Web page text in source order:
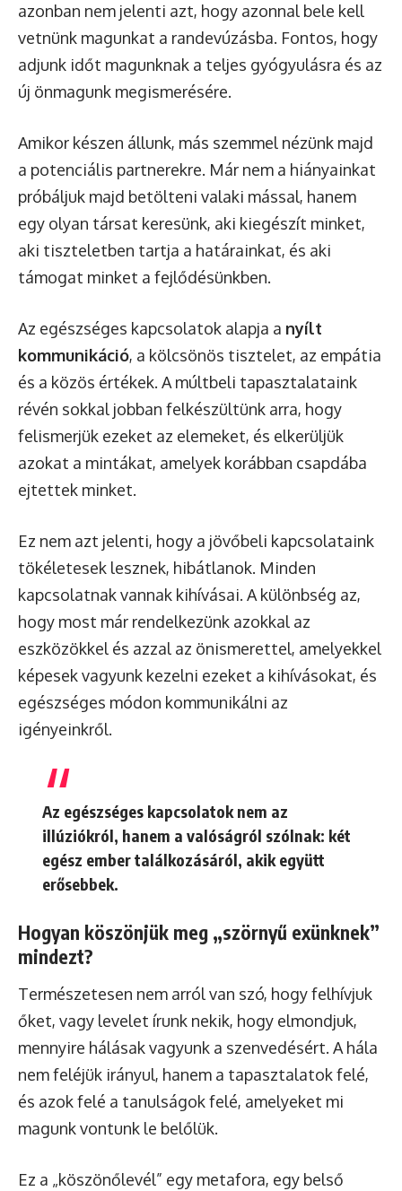
azonban nem jelenti azt, hogy azonnal bele kell
vetnünk magunkat a randevúzásba. Fontos, hogy
adjunk időt magunknak a teljes gyógyulásra és az
új önmagunk megismerésére.
Amikor készen állunk, más szemmel nézünk majd
a potenciális partnerekre. Már nem a hiányainkat
próbáljuk majd betölteni valaki mással, hanem
egy olyan társat keresünk, aki kiegészít minket,
aki tiszteletben tartja a határainkat, és aki
támogat minket a fejlődésünkben.
Az egészséges kapcsolatok alapja a nyílt
kommunikáció, a kölcsönös tisztelet, az empátia
és a közös értékek. A múltbeli tapasztalataink
révén sokkal jobban felkészültünk arra, hogy
felismerjük ezeket az elemeket, és elkerüljük
azokat a mintákat, amelyek korábban csapdába
ejtettek minket.
Ez nem azt jelenti, hogy a jövőbeli kapcsolataink
tökéletesek lesznek, hibátlanok. Minden
kapcsolatnak vannak kihívásai. A különbség az,
hogy most már rendelkezünk azokkal az
eszközökkel és azzal az önismerettel, amelyekkel
képesek vagyunk kezelni ezeket a kihívásokat, és
egészséges módon kommunikálni az
igényeinkről.
Az egészséges kapcsolatok nem az
illúziókról, hanem a valóságról szólnak: két
egész ember találkozásáról, akik együtt
erősebbek.
Hogyan köszönjük meg „szörnyű exünknek”
mindezt?
Természetesen nem arról van szó, hogy felhívjuk
őket, vagy levelet írunk nekik, hogy elmondjuk,
mennyire hálásak vagyunk a szenvedésért. A hála
nem feléjük irányul, hanem a tapasztalatok felé,
és azok felé a tanulságok felé, amelyeket mi
magunk vontunk le belőlük.
Ez a „köszönőlevél” egy metafora, egy belső